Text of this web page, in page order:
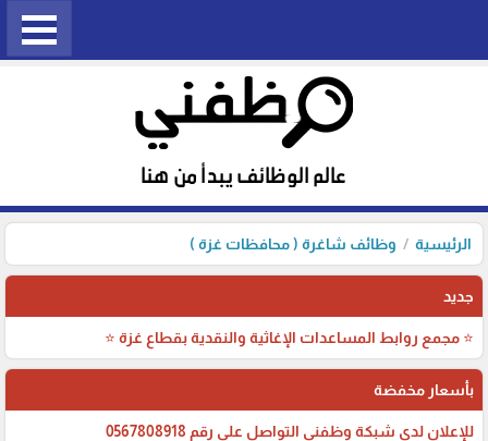
الرئيسية وظائف شاغرة ( محافظات غزة )
جديد
⭐ مجمع روابط المساعدات الإغاثية والنقدية بقطاع غزة ⭐
بأسعار مخفضة
للإعلان لدى شبكة وظفني التواصل على رقم 0567808918